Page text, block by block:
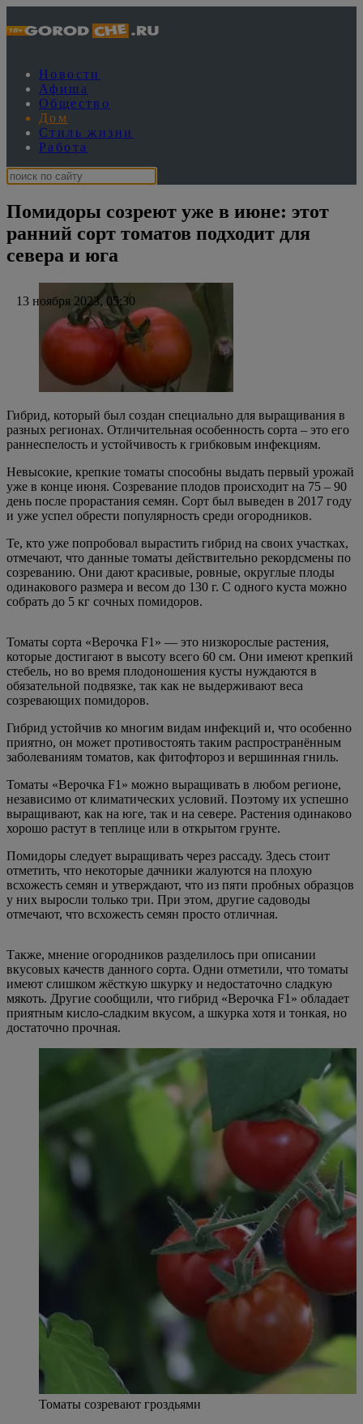
Новости
Афиша
Общество
Дом
Стиль жизни
Работа
Помидоры созреют уже в июне: этот
ранний сорт томатов подходит для
севера и юга
13 ноября 2023, 05:30
Гибрид, который был создан специально для выращивания в
разных регионах. Отличительная особенность сорта – это его
раннеспелость и устойчивость к грибковым инфекциям.
Невысокие, крепкие томаты способны выдать первый урожай
уже в конце июня. Созревание плодов происходит на 75 – 90
день после прорастания семян. Сорт был выведен в 2017 году
и уже успел обрести популярность среди огородников.
Те, кто уже попробовал вырастить гибрид на своих участках,
отмечают, что данные томаты действительно рекордсмены по
созреванию. Они дают красивые, ровные, округлые плоды
одинакового размера и весом до 130 г. С одного куста можно
собрать до 5 кг сочных помидоров.
Томаты сорта «Верочка F1» — это низкорослые растения,
которые достигают в высоту всего 60 см. Они имеют крепкий
стебель, но во время плодоношения кусты нуждаются в
обязательной подвязке, так как не выдерживают веса
созревающих помидоров.
Гибрид устойчив ко многим видам инфекций и, что особенно
приятно, он может противостоять таким распространённым
заболеваниям томатов, как фитофтороз и вершинная гниль.
Томаты «Верочка F1» можно выращивать в любом регионе,
независимо от климатических условий. Поэтому их успешно
выращивают, как на юге, так и на севере. Растения одинаково
хорошо растут в теплице или в открытом грунте.
Помидоры следует выращивать через рассаду. Здесь стоит
отметить, что некоторые дачники жалуются на плохую
всхожесть семян и утверждают, что из пяти пробных образцов
у них выросли только три. При этом, другие садоводы
отмечают, что всхожесть семян просто отличная.
Также, мнение огородников разделилось при описании
вкусовых качеств данного сорта. Одни отметили, что томаты
имеют слишком жёсткую шкурку и недостаточно сладкую
мякоть. Другие сообщили, что гибрид «Верочка F1» обладает
приятным кисло-сладким вкусом, а шкурка хотя и тонкая, но
достаточно прочная.
Томаты созревают гроздьями